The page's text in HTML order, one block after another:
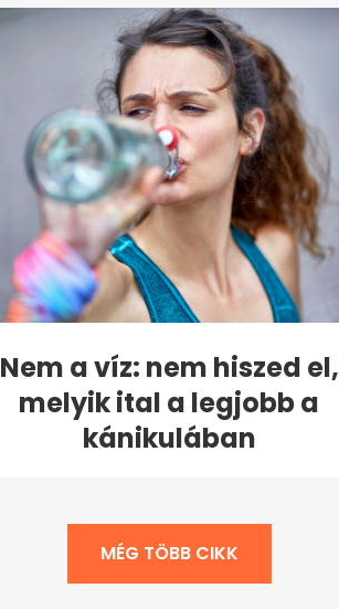
Nem a víz: nem hiszed el,
melyik ital a legjobb a
kánikulában
MÉG TÖBB CIKK